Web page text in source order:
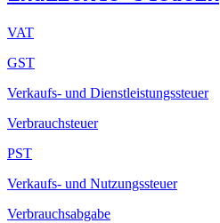
VAT
GST
Verkaufs- und Dienstleistungssteuer
Verbrauchsteuer
PST
Verkaufs- und Nutzungssteuer
Verbrauchsabgabe